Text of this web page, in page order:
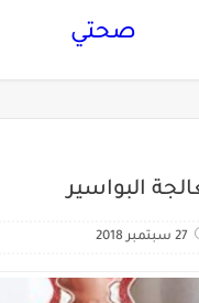
صحتي
27 سبتمبر 2018